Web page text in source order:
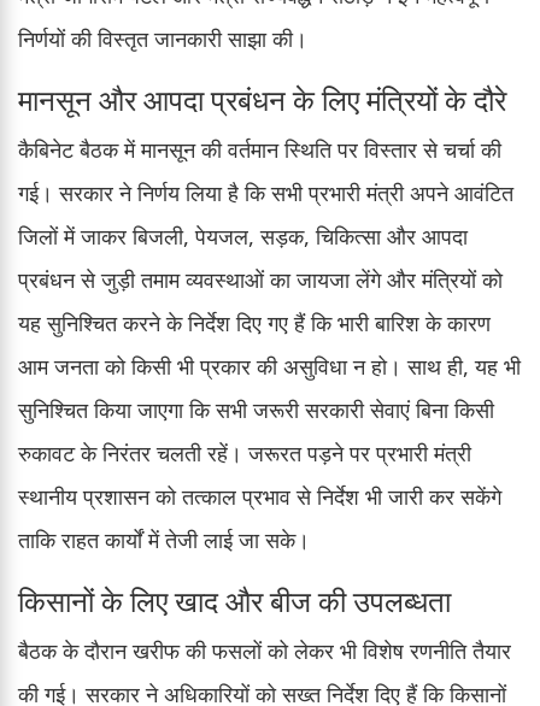
निर्णयों की विस्तृत जानकारी साझा की।
मानसून और आपदा प्रबंधन के लिए मंत्रियों के दौरे
कैबिनेट बैठक में मानसून की वर्तमान स्थिति पर विस्तार से चर्चा की
गई। सरकार ने निर्णय लिया है कि सभी प्रभारी मंत्री अपने आवंटित
जिलों में जाकर बिजली, पेयजल, सड़क, चिकित्सा और आपदा
प्रबंधन से जुड़ी तमाम व्यवस्थाओं का जायजा लेंगे और मंत्रियों को
यह सुनिश्चित करने के निर्देश दिए गए हैं कि भारी बारिश के कारण
आम जनता को किसी भी प्रकार की असुविधा न हो। साथ ही, यह भी
सुनिश्चित किया जाएगा कि सभी जरूरी सरकारी सेवाएं बिना किसी
रुकावट के निरंतर चलती रहें। जरूरत पड़ने पर प्रभारी मंत्री
स्थानीय प्रशासन को तत्काल प्रभाव से निर्देश भी जारी कर सकेंगे
ताकि राहत कार्यों में तेजी लाई जा सके।
किसानों के लिए खाद और बीज की उपलब्धता
बैठक के दौरान खरीफ की फसलों को लेकर भी विशेष रणनीति तैयार
की गई। सरकार ने अधिकारियों को सख्त निर्देश दिए हैं कि किसानों